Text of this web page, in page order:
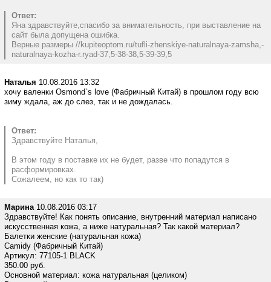
Ответ:
Яна здравствуйте,спасибо за внимательность, при выставление на
сайт была допущена ошибка.
Верные размеры //kupiteoptom.ru/tufli-zhenskiye-naturalnaya-zamsha,-
naturalnaya-kozha-r.ryad-37,5-38-38,5-39-39,5
Наталья 10.08.2016 13:32
хочу валенки Osmond`s love (Фабричный Китай) в прошлом году всю
зиму ждала, аж до слез, так и не дождалась.
Ответ:
Здравствуйте Наталья,
В этом году в поставке их не будет, разве что попадутся в
расформировках.
Сожалеем, но как то так)
Марина10.08.2016 03:17
Здравствуйте! Как понять описание, внутренний материал написано
искусственная кожа, а ниже натуральная? Так какой материал?
Балетки женские (натуральная кожа)
Camidy (Фабричный Китай)
Артикул: 77105-1 BLACK
350.00 руб.
Основной материал: кожа натуральная (целиком)